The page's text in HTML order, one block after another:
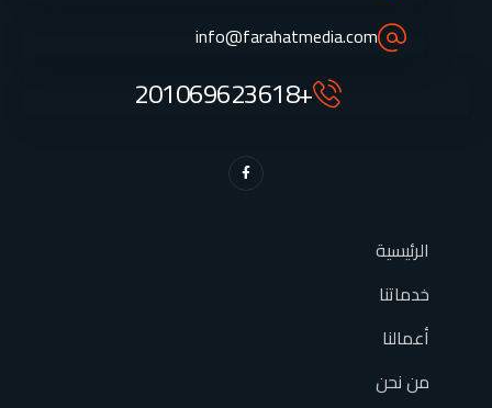
info@farahatmedia.com
+201069623618
الرئيسية
خدماتنا
أعمالنا
من نحن